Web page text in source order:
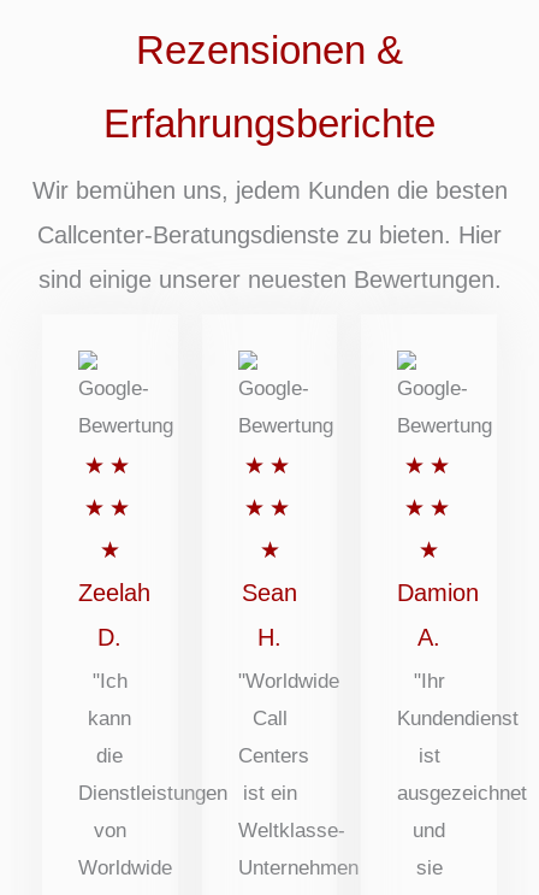
Rezensionen &
Erfahrungsberichte
Wir bemühen uns, jedem Kunden die besten
Callcenter-Beratungsdienste zu bieten. Hier
sind einige unserer neuesten Bewertungen.
★ ★
★ ★
★
Bewertet
mit
5
von
Punkten
Zeelah
D.
"Ich
kann
die
Dienstleistungen
von
Worldwide
★ ★
★ ★
★
Bewertet
mit
5
von
Punkten
Sean
H.
"Worldwide
Call
Centers
ist ein
Weltklasse-
Unternehmen
★ ★
★ ★
★
Bewertet
mit
von
Punkten
Damion
A.
"Ihr
Kundendienst
ist
ausgezeichnet
und
sie